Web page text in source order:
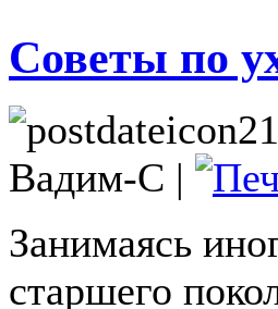
Советы по
Вадим-С |
Занимаясь
старшего